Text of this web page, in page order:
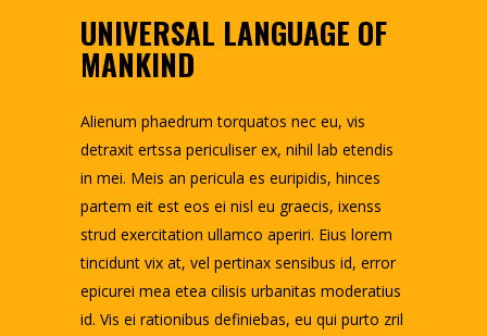
UNIVERSAL LANGUAGE OF
MANKIND
Alienum phaedrum torquatos nec eu, vis
detraxit ertssa periculiser ex, nihil lab etendis
in mei. Meis an pericula es euripidis, hinces
partem eit est eos ei nisl eu graecis, ixenss
strud exercitation ullamco aperiri. Eius lorem
tincidunt vix at, vel pertinax sensibus id, error
epicurei mea etea cilisis urbanitas moderatius
id. Vis ei rationibus definiebas, eu qui purto zril